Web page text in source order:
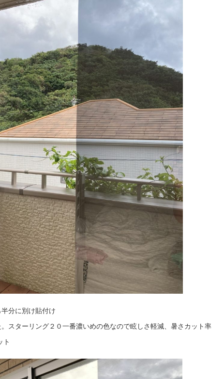
分に別け貼付け
スターリング２０一番濃いめの色なので眩しさ軽減、暑さカット率
ト